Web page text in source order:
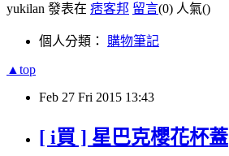
yukilan 發表在 痞客邦 留言(0) 人氣()
個人分類： 購物筆記
▲top
Feb 27 Fri 2015 13:43
[ i買 ] 星巴克櫻花杯蓋